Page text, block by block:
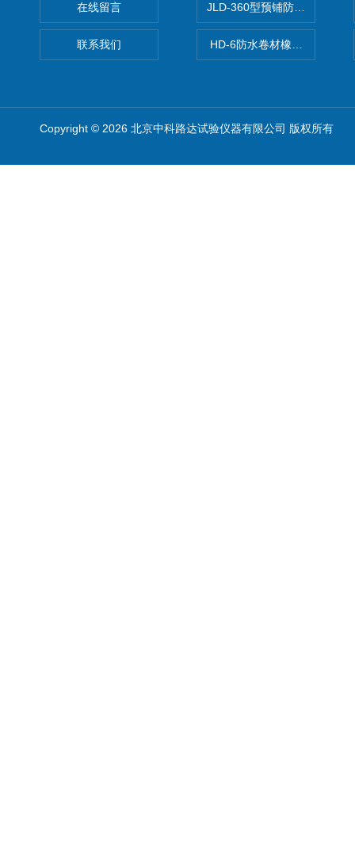
在线留言
联系我们
JLD-360型预铺防水卷材抗冲
HD-6防水卷材橡胶测厚仪
Copyright © 2026 北京中科路达试验仪器有限公司 版权所有